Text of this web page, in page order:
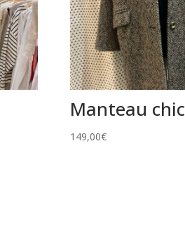
Manteau chic
149,00€